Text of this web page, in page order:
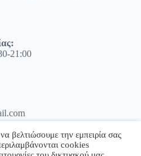
21:00
βελτιώσουμε την εμπειρία σας
cookies